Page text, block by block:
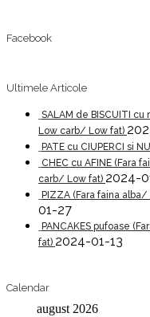
Facebook
Ultimele Articole
SALAM de BISCUITI
Low carb/ Low fat)
PATE cu CIUPERCI si
CHEC cu AFINE (Fara
carb/ Low fat) 2024-
PIZZA (Fara faina
01-27
PANCAKES pufoase
fat) 2024-01-13
Calendar
august 2026